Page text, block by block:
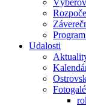
Udalosti